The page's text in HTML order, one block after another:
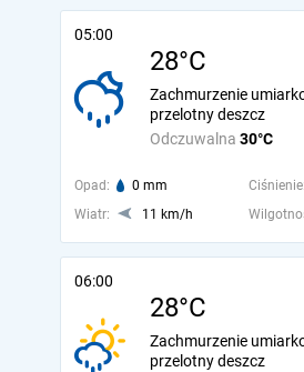
05:00
28°C
Odczuwalna 30°C
Zachmurzenie
przelotny deszcz
Opad: 0 mm Ciśnienie:
Wiatr:
11 km/h
06:00
28°C
Zachmurzenie
przelotny deszcz